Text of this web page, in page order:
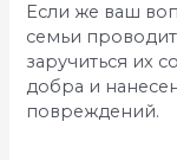
Если же ваш
семьи
заручиться их
добра и
повреждений.